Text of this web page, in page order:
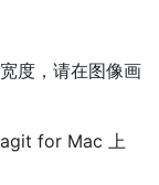
度，请在图像画
for Mac 上